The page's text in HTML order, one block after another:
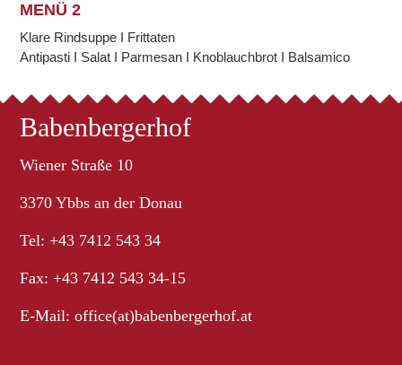
MENÜ 2
Klare Rindsuppe I Frittaten
Antipasti I Salat I Parmesan I Knoblauchbrot I Balsamico
Babenbergerhof
Wiener Straße 10
3370 Ybbs an der Donau
Tel: +43 7412 543 34
Fax: +43 7412 543 34-15
E-Mail:office(at)babenbergerhof.at